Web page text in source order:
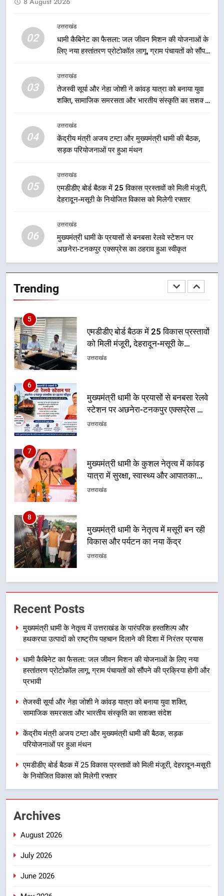
02
उत्तराखंड
धामी कैबिनेट का फैसला: जल जीवन मिशन की योजनाओं के
लिए नया हस्तांतरण प्रोटोकॉल लागू, ग्राम पंचायतों को सौंपने
03
उत्तराखंड
तेजस्वी सूर्या और नेहा जोशी ने कांवड़ यात्रा को बनाया युवा
शक्ति, सामाजिक समरसता और भारतीय संस्कृति का सशक्त
04
उत्तराखंड
केंद्रीय मंत्री अजय टम्टा और मुख्यमंत्री धामी की बैठक,
सड़क परियोजनाओं पर हुआ मंथन
05
उत्तराखंड
एमडीडीए बोर्ड बैठक में 25 विकास प्रस्तावों को मिली मंजूरी,
देहरादून-मसूरी के नियोजित विकास को मिलेगी रफ्तार
06
उत्तराखंड
मुख्यमंत्री धामी के प्रयासों से बनबसा रेलवे स्टेशन पर
अछनेरा-टनकपुर एक्सप्रेस का ठहराव हुआ स्वीकृत
Trending
को राष्ट्रीय पहचान दिलाने की दिशा में
निरंतर प्रयास
उत्तराखंड
धामी कैबिनेट का फैसला: जल जीवन
मिशन की योजनाओं के लिए नया हस्तांतरण
प्रोटोकॉल लागू, ग्राम पंचायतों को सौंपने
3
तेजस्वी सूर्या और नेहा जोशी ने कांवड़
संदेश
धामी की बैठक, सड़क परियोजनाओं पर
5
एमडीडीए बोर्ड बैठक में 25 विकास प्रस्तावों
को मिली मंजूरी, देहरादून-मसूरी के
नियोजित विकास को मिलेगी रफ्तार
उत्तराखंड
6
मुख्यमंत्री धामी के प्रयासों से बनबसा रेलवे
स्टेशन पर अछनेरा-टनकपुर एक्सप्रेस का
ठहराव हुआ स्वीकृत
उत्तराखंड
7
मुख्यमंत्री धामी के कुशल नेतृत्व में कांवड़
यात्रा में सुरक्षा, स्वास्थ्य और आपातकालीन
सेवाओं की बनी मजबूत व्यवस्था
उत्तराखंड
8
मुख्यमंत्री धामी के नेतृत्व में मसूरी बन रही
विकास और पर्यटन का नया केंद्र
उत्तराखंड
1
निरंतर प्रयास
उत्तराखंड
धामी कैबिनेट का फैसला: जल जीवन
मिशन की योजनाओं के लिए नया हस्तांतरण
की प्रक्रिया होगी और प्रभावी
3
तेजस्वी सूर्या और नेहा जोशी ने कांवड़
यात्रा को बनाया युवा शक्ति, सामाजिक
संदेश
4
Recent Posts
मुख्यमंत्री धामी के नेतृत्व में उत्तराखंड के पारंपरिक हस्तशिल्प और
हथकरघा उत्पादों को राष्ट्रीय पहचान दिलाने की दिशा में निरंतर प्रयास
धामी कैबिनेट का फैसला: जल जीवन मिशन की योजनाओं के लिए नया
हस्तांतरण प्रोटोकॉल लागू, ग्राम पंचायतों को सौंपने की प्रक्रिया होगी और
प्रभावी
तेजस्वी सूर्या और नेहा जोशी ने कांवड़ यात्रा को बनाया युवा शक्ति,
सामाजिक समरसता और भारतीय संस्कृति का सशक्त संदेश
केंद्रीय मंत्री अजय टम्टा और मुख्यमंत्री धामी की बैठक, सड़क
परियोजनाओं पर हुआ मंथन
एमडीडीए बोर्ड बैठक में 25 विकास प्रस्तावों को मिली मंजूरी, देहरादून-मसूरी
के नियोजित विकास को मिलेगी रफ्तार
Archives
August 2026
July 2026
June 2026